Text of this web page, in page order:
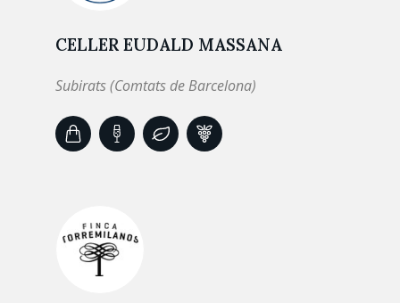
CELLER EUDALD MASSANA
Subirats (Comtats de Barcelona)